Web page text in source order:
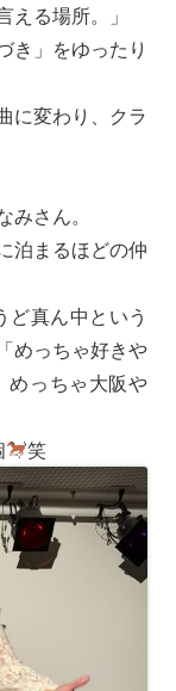
える場所。」
き」をゆったり
に変わり、クラ
さん。
泊まるほどの仲
真ん中という
めっちゃ好きや
めっちゃ大阪や
笑